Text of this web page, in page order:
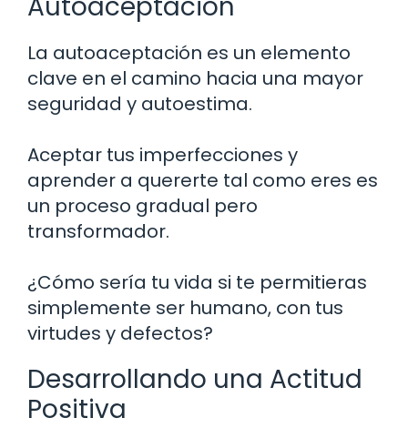
La autoaceptación es un elemento
clave en el camino hacia una mayor
seguridad y autoestima.
Aceptar tus imperfecciones y
aprender a quererte tal como eres es
un proceso gradual pero
transformador.
¿Cómo sería tu vida si te permitieras
simplemente ser humano, con tus
virtudes y defectos?
Desarrollando una Actitud
Positiva